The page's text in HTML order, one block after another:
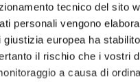
tecnico del sito
personali vengono
europea ha
il rischio che i vostri
a causa di